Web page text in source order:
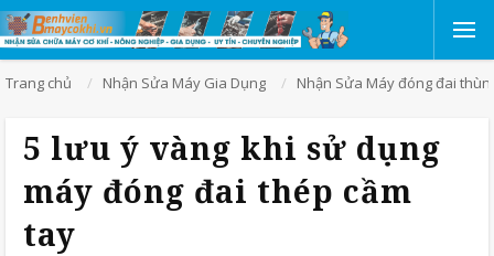
Trang chủ Nhận Sửa Máy Gia Dụng Nhận Sửa Máy đóng đai
5 lưu ý vàng khi sử dụng
máy đóng đai thép cầm
tay